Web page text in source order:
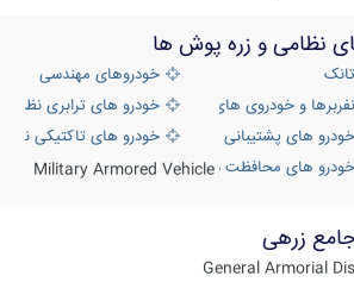
نظامی و زره پوش ها
تانک
خودروهای مهندسی
نفربرها و خودروی های رزمی پیاده نظامخودرو های ترابری نظامی
خودرو های پشتیبانی آتش ، شناسایی و ضد تانک
خودرو های تاکتیکی نظامی
خودرو های محافظت شدهMilitary Armored Vehicle
زرهی
General Armorial